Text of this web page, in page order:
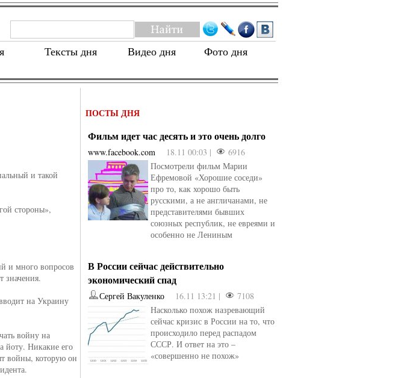
Тексты дня Видео дня Фото дня
и такой
стороны»,
и много вопросов
значения.
на Украину
войну на
йоту. Никакие его
войны, которую он
ПОСТЫ ДНЯ
Фильм идет час десять и это очень долго
www.facebook.com 18.11 00:03 |
6916
Посмотрели фильм Марии
Ефремовой «Хорошие соседи»
про то, как хорошо быть
русскими, а не англичанами, не
представителями бывших
союзных республик, не евреями и
особенно не Лениным
В России сейчас действительно
экономический спад
Сергей Вакуленко 16.11 13:21 |
7108
Насколько похож назревающий
сейчас кризис в России на то, что
происходило перед распадом
СССР. И ответ на это –
«совершенно не похож»